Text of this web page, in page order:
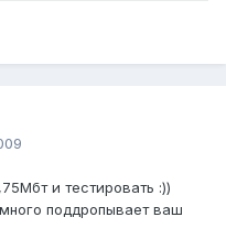
и тестировать :))
поддропывает ваш